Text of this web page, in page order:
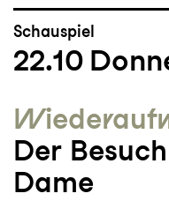
Schauspiel
22.10
Der
Dame